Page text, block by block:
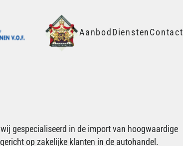
Aanbod DienstenContact
gespecialiseerd in de import van hoogwaardige
op zakelijke klanten in de autohandel.